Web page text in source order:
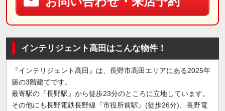
インテリジェント高田はこんな物件！
『インテリジェント高田』は、長野市高田エリアにある2025年
築の3階建てです。
最寄駅の『長野駅』から徒歩23分のところに立地しています。
その他にも長野電鉄長野線『市役所前駅』(徒歩26分)、長野電